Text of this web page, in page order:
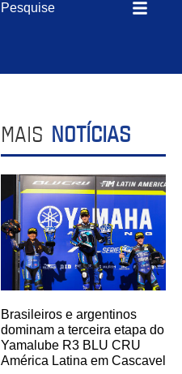
MAIS NOTÍCIAS
Brasileiros e argentinos
dominam a terceira etapa do
Yamalube R3 BLU CRU
América Latina em Cascavel